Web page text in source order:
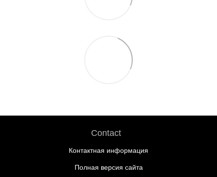
Contact
Контактная информация
Полная версия сайта